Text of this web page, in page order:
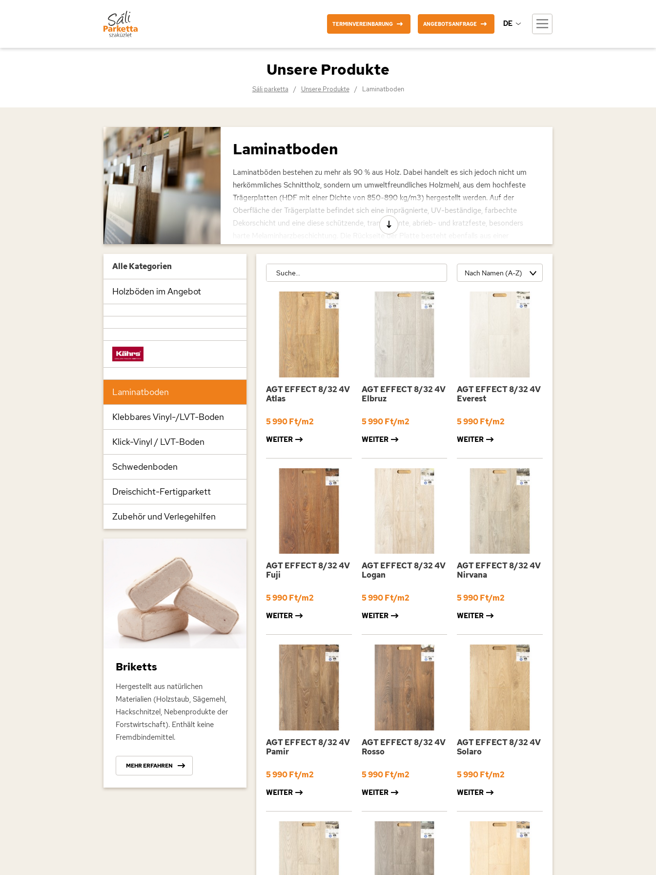
TERMINVEREINBARUNG ANGEBOTSANFRAGE DE
Unsere Produkte
Sáli parketta Unsere Produkte Laminatboden
Laminatboden
Laminatböden bestehen zu mehr als 90 % aus Holz. Dabei handelt es sich jedoch nicht um
herkömmliches Schnittholz, sondern um umweltfreundliches Holzmehl, aus dem hochfeste
Trägerplatten (HDF mit einer Dichte von 850-890 kg/m3) hergestellt werden. Auf der
Oberfläche der Trägerplatte befindet sich eine imprägnierte, UV-beständige, farbechte
Dekorschicht und eine diese schützende, transparente, abrieb- und kratzfeste, besonders
harte Melaminharzbeschichtung. Die Rückseite der Platte besteht ebenfalls aus einer
Melamin-Ausgleichsschicht, die ihr eine Sandwichstruktur und Formstabilität verleiht, da diese
Schicht die gleiche Festigkeit wie die Deckschicht aufweist. Aufgrund ihrer Struktur sind
laminierte Bodenplatten nur 7-10 mm dick und können daher auch bei Fußbodenheizungen
Warum sind sie vorteilhaft?
Zunächst einmal sind sie auffallend schön und einheitlich im Aussehen. Sie reagieren weniger
stark auf Umwelteinflüsse als lebendes Holz. Ihre Farbe und ihr Muster sind zwar realistisch,
aber „künstlich” hergestellt und werkseitig kontrolliert, sodass sie keine nennenswerten
Farbabweichungen aufweisen. Ihre Einbauhöhe ist gering, was insbesondere bei
Renovierungsarbeiten von Vorteil ist. Die Paneele lassen sich mit hoher Präzision
zusammenfügen, sodass zwischen den Elementen keine Fugen entstehen können. Ihre
werden durch Haushaltslösungsmittel nicht beschädigt und ihre Verschleißschicht ist druck-
und kratzfest.
Alle Kategorien
Holzböden im Angebot
Laminatboden
Klebbares Vinyl-/LVT-Boden
Klick-Vinyl / LVT-Boden
Schwedenboden
Dreischicht-Fertigparkett
Zubehör und Verlegehilfen
Briketts
Hergestellt aus natürlichen
Materialien (Holzstaub, Sägemehl,
Hackschnitzel, Nebenprodukte der
Forstwirtschaft). Enthält keine
Fremdbindemittel.
MEHR ERFAHREN
Nach Namen (A-Z)
AGT EFFECT 8/32 4V
Atlas
5 990 Ft/m2
WEITER
AGT EFFECT 8/32 4V
Elbruz
5 990 Ft/m2
WEITER
AGT EFFECT 8/32 4V
Everest
5 990 Ft/m2
WEITER
AGT EFFECT 8/32 4V
Fuji
5 990 Ft/m2
WEITER
AGT EFFECT 8/32 4V
Logan
5 990 Ft/m2
WEITER
AGT EFFECT 8/32 4V
Nirvana
5 990 Ft/m2
WEITER
AGT EFFECT 8/32 4V
Pamir
5 990 Ft/m2
WEITER
AGT EFFECT 8/32 4V
Rosso
5 990 Ft/m2
WEITER
AGT EFFECT 8/32 4V
Solaro
5 990 Ft/m2
WEITER